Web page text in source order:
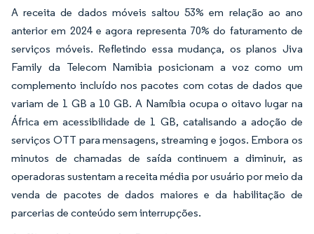
A receita de dados móveis saltou 53% em relação ao ano
anterior em 2024 e agora representa 70% do faturamento de
serviços móveis. Refletindo essa mudança, os planos Jiva
Family da Telecom Namibia posicionam a voz como um
complemento incluído nos pacotes com cotas de dados que
variam de 1 GB a 10 GB. A Namíbia ocupa o oitavo lugar na
África em acessibilidade de 1 GB, catalisando a adoção de
serviços OTT para mensagens, streaming e jogos. Embora os
minutos de chamadas de saída continuem a diminuir, as
operadoras sustentam a receita média por usuário por meio da
venda de pacotes de dados maiores e da habilitação de
parcerias de conteúdo sem interrupções.